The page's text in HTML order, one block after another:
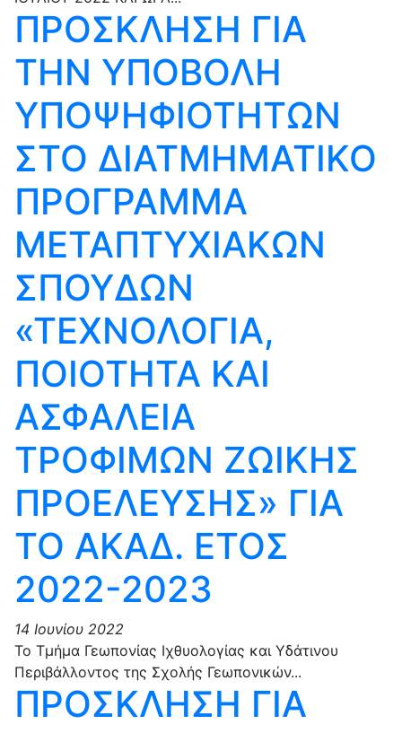
ΠΡΟΣΚΛΗΣΗ ΓΙΑ
ΤΗΝ ΥΠΟΒΟΛΗ
ΥΠΟΨΗΦΙΟΤΗΤΩΝ
ΣΤΟ ΔΙΑΤΜΗΜΑΤΙΚΟ
ΠΡΟΓΡΑΜΜΑ
ΜΕΤΑΠΤΥΧΙΑΚΩΝ
ΣΠΟΥΔΩΝ
«ΤΕΧΝΟΛΟΓΙΑ,
ΠΟΙΟΤΗΤΑ ΚΑΙ
ΑΣΦΑΛΕΙΑ
ΤΡΟΦΙΜΩΝ ΖΩΙΚΗΣ
ΠΡΟΕΛΕΥΣΗΣ» ΓΙΑ
ΤΟ ΑΚΑΔ. ΕΤΟΣ
2022-2023
14 Ιουνίου 2022
Το Τμήμα Γεωπονίας Ιχθυολογίας και Υδάτινου
Περιβάλλοντος της Σχολής Γεωπονικών...
ΠΡΟΣΚΛΗΣΗ ΓΙΑ